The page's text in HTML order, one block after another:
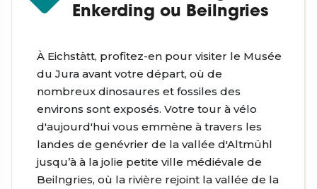
Enkerding ou Beilngries
À Eichstätt, profitez-en pour visiter le Musée
du Jura avant votre départ, où de
nombreux dinosaures et fossiles des
environs sont exposés. Votre tour à vélo
d'aujourd'hui vous emmène à travers les
landes de genévrier de la vallée d'Altmühl
jusqu’à à la jolie petite ville médiévale de
Beilngries, où la rivière rejoint la vallée de la